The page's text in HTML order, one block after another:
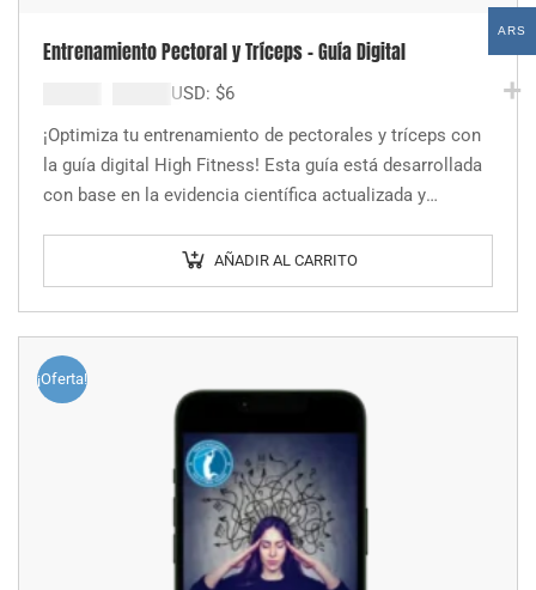
Entrenamiento Pectoral y Tríceps – Guía Digital
original
era:
El
precio
actual
es:
USD: $6
¡Optimiza tu entrenamiento de pectorales y tríceps con
la guía digital High Fitness! Esta guía está desarrollada
con base en la evidencia científica actualizada y
AÑADIR AL CARRITO
¡Oferta!
ARS